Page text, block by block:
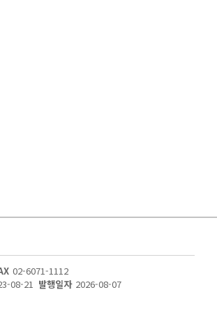
02-6071-1112
08-21 발행일자 2026-08-07